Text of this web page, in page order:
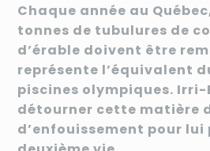
Chaque année au
tonnes de tubulures de
d’érable doivent être
représente l’équivalent
piscines olympiques. Irri-
détourner cette matière
d’enfouissement pour lui